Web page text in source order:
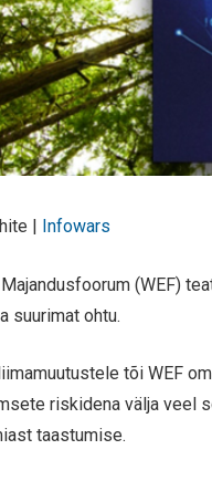
| Infowars
(WEF)
suurimat ohtu.
tõi WEF
riskidena välja veel
taastumise.